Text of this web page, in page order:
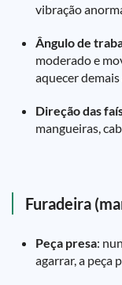
vibração
Ângulo de
moderado e
aquecer demais
Direção das
mangueiras,
Furadeira
Peça presa:
agarrar, a peça